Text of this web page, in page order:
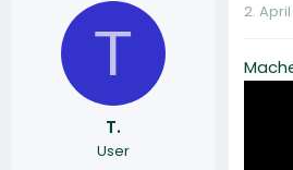
T
T.
User
2.